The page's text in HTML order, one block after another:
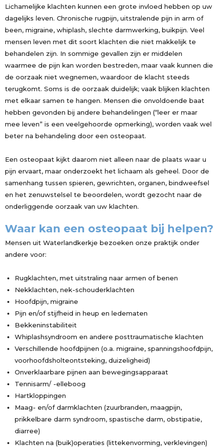
Lichamelijke klachten kunnen een grote invloed hebben op uw
dagelijks leven. Chronische rugpijn, uitstralende pijn in arm of
been, migraine, whiplash, slechte darmwerking, buikpijn. Veel
mensen leven met dit soort klachten die niet makkelijk te
behandelen zijn. In sommige gevallen zijn er middelen
waarmee de pijn kan worden bestreden, maar vaak kunnen die
de oorzaak niet wegnemen, waardoor de klacht steeds
terugkomt. Soms is de oorzaak duidelijk; vaak blijken klachten
met elkaar samen te hangen. Mensen die onvoldoende baat
hebben gevonden bij andere behandelingen (“leer er maar
mee leven” is een veelgehoorde opmerking), worden vaak wel
beter na behandeling door een osteopaat.
Een osteopaat kijkt daarom niet alleen naar de plaats waar u
pijn ervaart, maar onderzoekt het lichaam als geheel. Door de
samenhang tussen spieren, gewrichten, organen, bindweefsel
en het zenuwstelsel te beoordelen, wordt gezocht naar de
onderliggende oorzaak van uw klachten.
Waar kan een osteopaat bij helpen?
Mensen uit Waterlandkerkje bezoeken onze praktijk onder
andere voor:
Rugklachten, met uitstraling naar armen of benen
Nekklachten, nek-schouderklachten
Hoofdpijn, migraine
Pijn en/of stijfheid in heup en ledematen
Bekkeninstabiliteit
Whiplashsyndroom en andere posttraumatische klachten
Verschillende hoofdpijnen (o.a. migraine, spanningshoofdpijn,
voorhoofdsholteontsteking, duizeligheid)
Onverklaarbare pijnen aan bewegingsapparaat
Tennisarm/ -elleboog
Hartkloppingen
Maag- en/of darmklachten (zuurbranden, maagpijn,
prikkelbare darm syndroom, spastische darm, obstipatie,
diarree)
Klachten na (buik)operaties (littekenvorming, verklevingen)